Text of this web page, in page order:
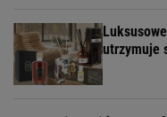
utrzymuje